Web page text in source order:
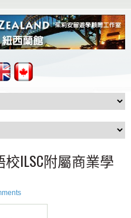
語校ILSC附屬商業學